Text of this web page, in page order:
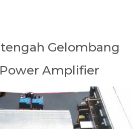
Gelombang
Amplifier